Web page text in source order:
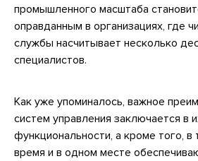
промышленного масштаба
оправданным в организациях, где
службы насчитывает несколько
специалистов.
Как уже упоминалось, важное
систем управления заключается в
функциональности, а кроме того, в
время и в одном месте